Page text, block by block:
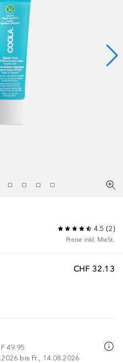
4.5 (2)
Preise inkl. MwSt.
CHF 32.13
49.95
bis Fr., 14.08.2026